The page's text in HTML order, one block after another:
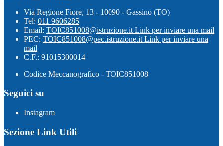
Via Regione Fiore, 13 - 10090 - Gassino (TO)
Tel: 011 9606285
Email: TOIC851008@istruzione.it Link per inviare una mail
PEC: TOIC851008@pec.istruzione.it Link per inviare una
mail
C.F.: 91015300014
Codice Meccanografico - TOIC851008
Seguici su
Instagram
Sezione Link Utili